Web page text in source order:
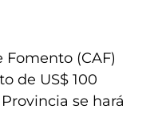
Fomento (CAF)
de US$ 100
se hará